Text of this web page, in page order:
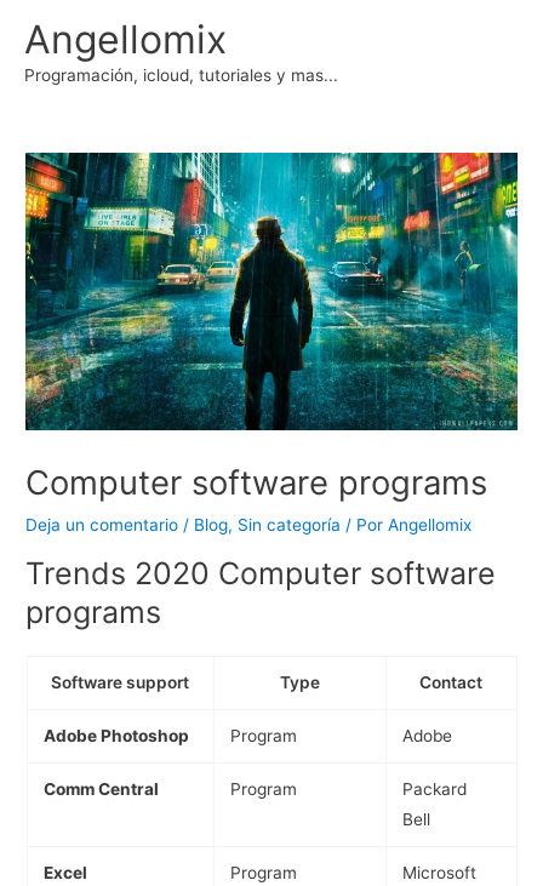
contenido
Angellomix
Programación, icloud, tutoriales y mas...
Computer software programs
Deja un comentario / Blog, Sin categoría / PorAngellomix
Trends 2020 Computer software
programs
Software support Type Contact
Adobe Photoshop Program Adobe
Comm Central Program
Packard
Bell
Excel Program Microsoft